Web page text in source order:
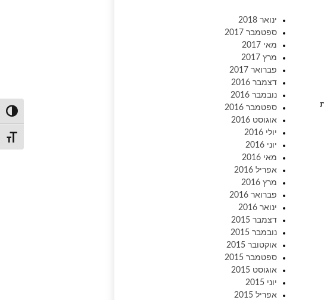
מתג
ינואר 2018
ספטמבר 2017
מאי 2017
מרץ 2017
פברואר 2017
דצמבר 2016
נובמבר 2016
ספטמבר 2016
אוגוסט 2016
יולי 2016
יוני 2016
מאי 2016
אפריל 2016
מרץ 2016
פברואר 2016
ינואר 2016
דצמבר 2015
נובמבר 2015
אוקטובר 2015
ספטמבר 2015
אוגוסט 2015
יוני 2015
אפריל 2015